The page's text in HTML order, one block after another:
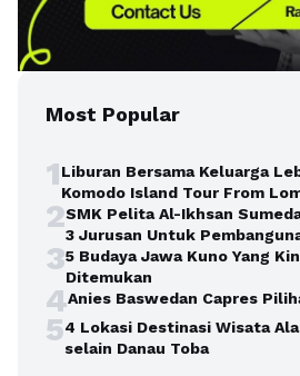
Most Popular
1Liburan Bersama Keluarga
Komodo Island Tour From
2SMK Pelita Al-Ikhsan
3 Jurusan Untuk
35 Budaya Jawa Kuno Yang
Ditemukan
4Anies Baswedan Capres
54 Lokasi Destinasi Wisata
selain Danau Toba